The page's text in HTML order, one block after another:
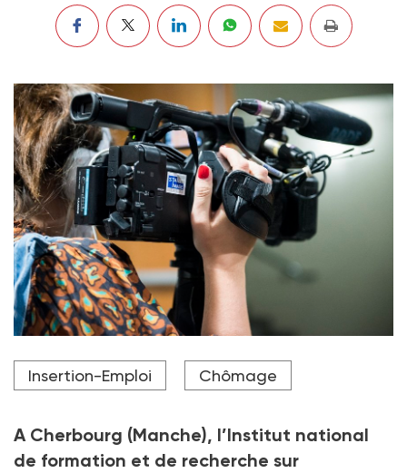
Crédit photo Magali Cohen / Hans Lucas / Hans Lucas via
AFP
Insertion-Emploi Chômage
A Cherbourg (Manche), l’Institut national
de formation et de recherche sur